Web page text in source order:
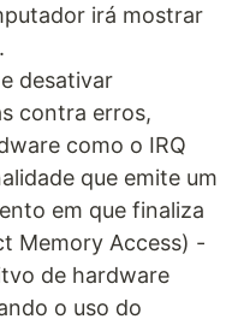
irá mostrar
desativar
contra erros,
como o IRQ
que emite um
em que finaliza
Memory Access) -
de hardware
o uso do